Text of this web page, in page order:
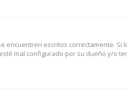
encuentren escritos correctamente. Si
mal configurado por su dueño y/o